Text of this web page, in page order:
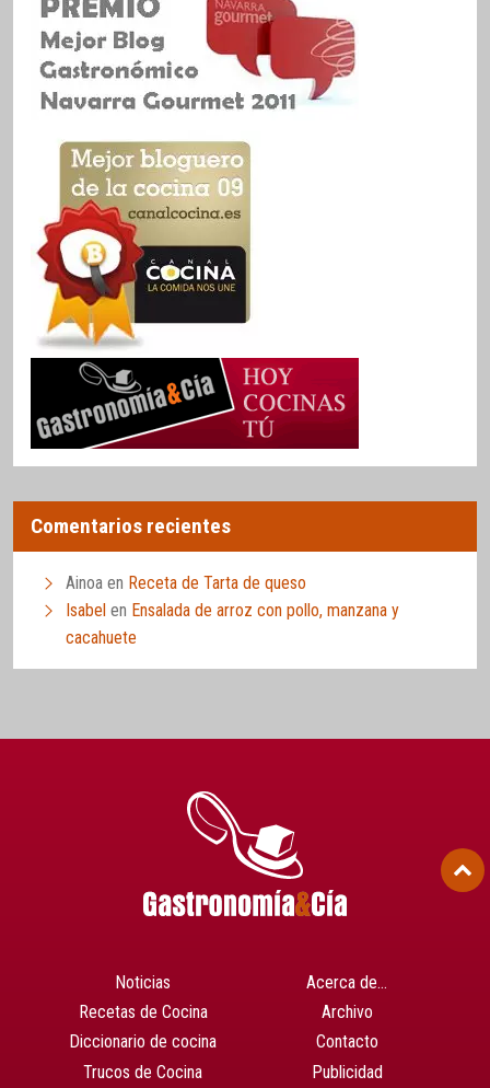
Comentarios recientes
Ainoa en Receta de Tarta de queso
Isabel en Ensalada de arroz con pollo, manzana y
cacahuete
Noticias
Recetas de Cocina
Diccionario de cocina
Trucos de Cocina
Acerca de…
Archivo
Contacto
Publicidad